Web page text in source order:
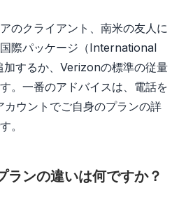
のクライアント、南米の友人に
際パッケージ（International
するか、Verizonの標準の従量
。一番のアドバイスは、電話を
ウントでご自身のプランの詳
。
ンの違いは何ですか？